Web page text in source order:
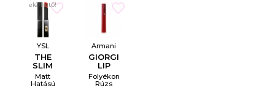
elérhető!
YSL
THE
SLIM
VELVET
RADICAL
Matt
Hatású
Armani
GIORGIO
LIP
MAESTRO
400
Folyékony
Rúzs